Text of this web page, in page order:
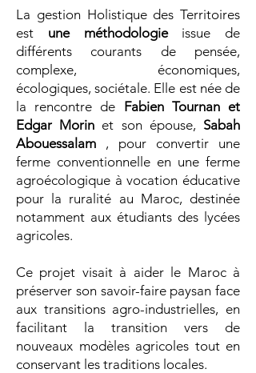
La gestion Holistique des Territoires
est une méthodologieissue de
différents courants de pensée,
complexe, économiques,
écologiques, sociétale. Elle est née de
la rencontre de Fabien Tournan et
Edgar Morin et son épouse, Sabah
Abouessalam , pour convertir une
ferme conventionnelle en une ferme
agroécologique à vocation éducative
pour la ruralité au Maroc, destinée
notamment aux étudiants des lycées
agricoles.
Ce projet visait à aider le Maroc à
préserver son savoir-faire paysan face
aux transitions agro-industrielles, en
facilitant la transition vers de
nouveaux modèles agricoles tout en
conservant les traditions locales.